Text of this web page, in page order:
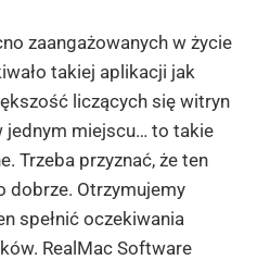
zaangażowanych w życie
takiej aplikacji jak
liczących się witryn
jednym miejscu… to takie
Trzeba przyznać, że ten
dobrze. Otrzymujemy
spełnić oczekiwania
RealMac Software